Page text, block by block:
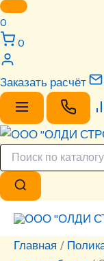
0
0
Заказать расчёт
Главная /